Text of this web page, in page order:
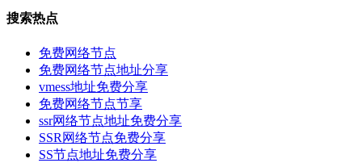
搜索热点
免费网络节点
免费网络节点地址分享
vmess地址免费分享
免费网络节点节享
ssr网络节点地址免费分享
SSR网络节点免费分享
SS节点地址免费分享